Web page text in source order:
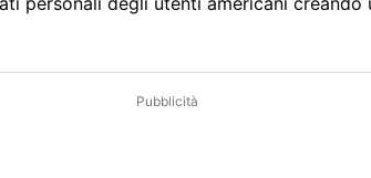
Pubblicità